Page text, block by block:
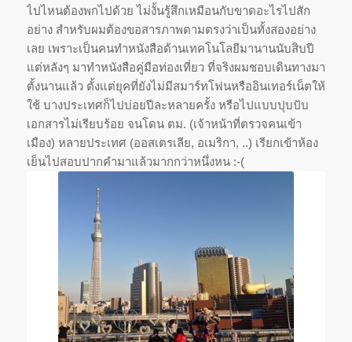
ไปไหนต้องพกไปด้วย ไม่งั้นรู้สึกเหมือนกับขาดอะไรไปสัก
อย่าง สำหรับผมต้องขอสารภาพตามตรงว่าเป็นทั้งสองอย่าง
เลย เพราะเป็นคนทำหนังสือด้านเทคโนโลยีมานานนับสิบปี
แต่หลังๆ มาทำหนังสือคู่มือท่องเที่ยว ที่จริงผมชอบเดินทางมา
ตั้งนานแล้ว ตั้งแต่ยุคที่ยังไม่มีสมาร์ทโฟนหรืออินเทอร์เน็ตให้
ใช้ บางประเทศก็ไปบ่อยปีละหลายครั้ง หรือไปแบบปุบปับ
เอกสารไม่เรียบร้อย จนโดน ตม. (เจ้าหน้าที่ตรวจคนเข้า
เมือง) หลายประเทศ (ออสเตรเลีย, อเมริกา, ..) เรียกเข้าห้อง
เย็นไปสอบปากคำมาแล้วมากกว่าหนึ่งหน :-(